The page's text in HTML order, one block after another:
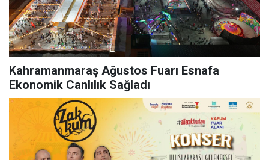
Kahramanmaraş Ağustos Fuarı Esnafa
Ekonomik Canlılık Sağladı